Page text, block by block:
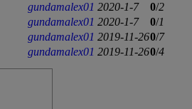
gundamalex01 2020-1-7 0/2
gundamalex01 2020-1-7 0/1
gundamalex01 2019-11-260/7
gundamalex01 2019-11-260/4